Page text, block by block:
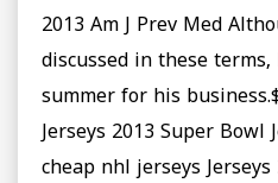
2013 Am J Prev Med
discussed in these
summer for his
Jerseys 2013 Super Bowl
cheap nhl jerseys